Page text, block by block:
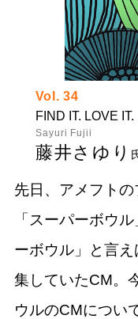
Vol. 34
FIND IT. LOVE IT.
Sayuri Fujii
藤井さゆり
先日、アメフト
「スーパーボウ
ーボウル」と言え
集していたCM。
ウルのCMについ